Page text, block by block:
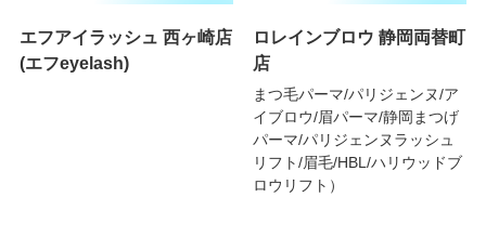
エフアイラッシュ 西ヶ崎店
(エフeyelash)
ロレインブロウ 静岡両替町
店
まつ毛パーマ/パリジェンヌ/ア
イブロウ/眉パーマ/静岡まつげ
パーマ/パリジェンヌラッシュ
リフト/眉毛/HBL/ハリウッドブ
ロウリフト）